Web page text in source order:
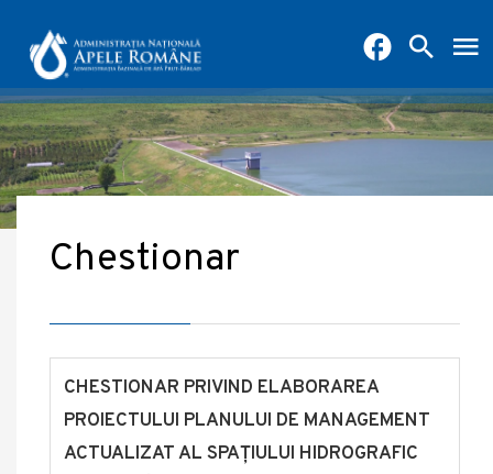
Chestionar
CHESTIONAR PRIVIND ELABORAREA
PROIECTULUI PLANULUI DE MANAGEMENT
ACTUALIZAT AL SPAȚIULUI HIDROGRAFIC